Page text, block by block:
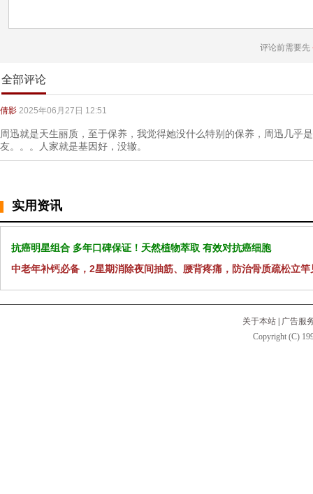
评论前需要先
全部评论
倩影 2025年06月27日 12:51
周迅就是天生丽质，至于保养，我觉得她没什么特别的保养，周迅几乎
友。。。人家就是基因好，没辙。
实用资讯
抗癌明星组合 多年口碑保证！天然植物萃取 有效对抗癌细胞
中老年补钙必备，2星期消除夜间抽筋、腰背疼痛，防治骨质疏松立竿
关于本站
广告服
Copyright (C)